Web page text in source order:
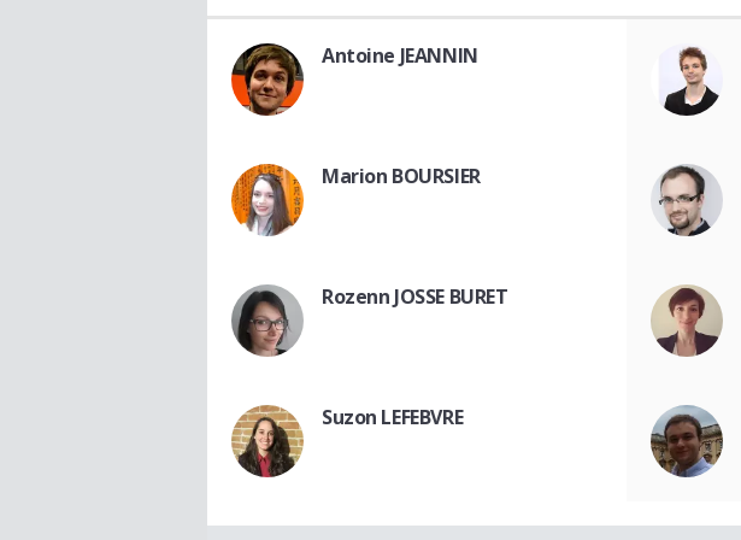
Antoine JEANNIN
Marion BOURSIER
Rozenn JOSSE BURET
Suzon LEFEBVRE